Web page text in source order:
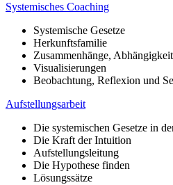
Systemisches Coaching
Systemische Gesetze
Herkunftsfamilie
Zusammenhänge,
Visualisierungen
Beobachtung, Reflexion und
Aufstellungsarbeit
Die systemischen Gesetze in
Die Kraft der Intuition
Aufstellungsleitung
Die Hypothese finden
Lösungssätze